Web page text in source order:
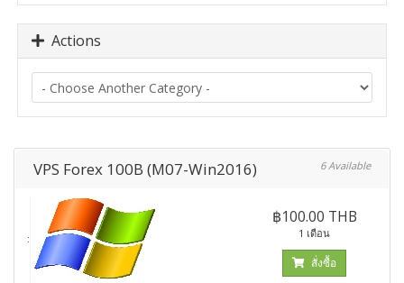
Actions
VPS Forex 100B (M07-Win2016) 6 Available
:
฿100.00 THB
1 เดือน
สั่งซื้อ